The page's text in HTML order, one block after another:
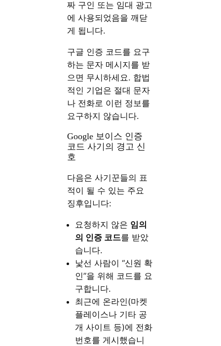
짜 구인 또는 임대 광고
에 사용되었음을 깨닫
게 됩니다.
구글 인증 코드를 요구
하는 문자 메시지를 받
으면 무시하세요. 합법
적인 기업은 절대 문자
나 전화로 이런 정보를
요구하지 않습니다.
Google 보이스 인증
코드 사기의 경고 신
호
다음은 사기꾼들의 표
적이 될 수 있는 주요
징후입니다:
요청하지 않은 임의
의 인증 코드를 받았
습니다.
낯선 사람이 “신원 확
인”을 위해 코드를 요
구합니다.
최근에 온라인(마켓
플레이스나 기타 공
개 사이트 등)에 전화
번호를 게시했습니